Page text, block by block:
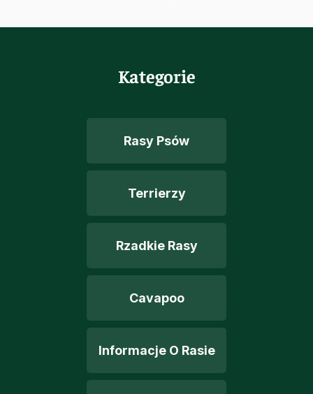
Kategorie
Rasy Psów
Terrierzy
Rzadkie Rasy
Cavapoo
Informacje O Rasie